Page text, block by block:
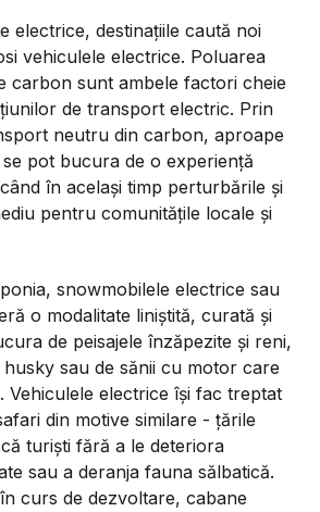
electrice, destinațiile caută noi
vehiculele electrice. Poluarea
carbon sunt ambele factori cheie
de transport electric. Prin
neutru din carbon, aproape
pot bucura de o experiență
în același timp perturbările și
pentru comunitățile locale și
snowmobilele electrice sau
o modalitate liniștită, curată și
de peisajele înzăpezite și reni,
sau de sănii cu motor care
Vehiculele electrice își fac treptat
din motive similare - țările
turiști fără a le deteriora
sau a deranja fauna sălbatică.
curs de dezvoltare, cabane